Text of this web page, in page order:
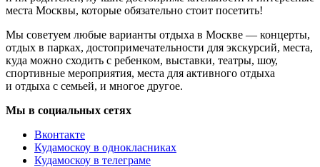
места Москвы, которые обязательно стоит посетить!
Мы советуем любые варианты отдыха в Москве — концерты,
отдых в парках, достопримечательности для экскурсий, места,
куда можно сходить с ребенком, выставки, театры, шоу,
спортивные мероприятия, места для активного отдыха
и отдыха с семьей, и многое другое.
Мы в социальных сетях
Вконтакте
Кудамоскоу в однокласниках
Кудамоскоу в телеграме